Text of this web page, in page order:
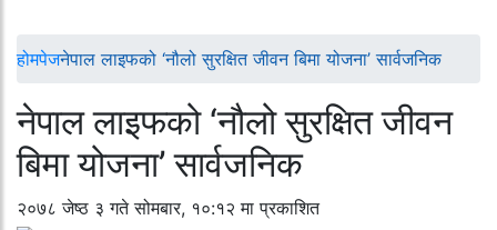
होमपेजनेपाल लाइफको ‘नौलो सुरक्षित जीवन बिमा योजना’ सार्वजनिक
नेपाल लाइफको ‘नौलो सुरक्षित जीवन
बिमा योजना’ सार्वजनिक
२०७८ जेष्ठ ३ गते सोमबार, १०:१२ मा प्रकाशित